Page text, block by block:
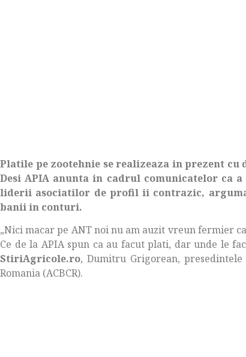
Platile pe zootehnie se realizeaza in prezent
Desi APIA anunta in cadrul comunicatelor ca
liderii asociatilor de profil ii contrazic,
banii in conturi.
„Nici macar pe ANT noi nu am auzit vreun fermier
Ce de la APIA spun ca au facut plati, dar unde le
StiriAgricole.ro, Dumitru Grigorean,
Romania (ACBCR).